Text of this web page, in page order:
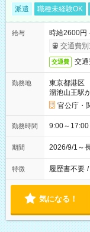
派遣 職種未経験OK
給与
時給2600円
交通費別
交通費 交通
勤務地
東京都港区
溜池山王駅
官公庁・
勤務時間 9:00～17:00
期間 2026/9/1～
特徴 履歴書不要 /
気になる！